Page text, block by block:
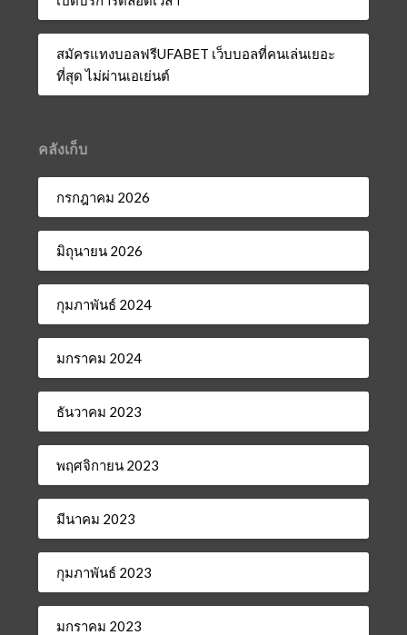
สมัครแทงบอลฟรีUFABET เว็บบอลที่คนเล่นเยอะ
ที่สุด ไม่ผ่านเอเย่นต์
คลังเก็บ
กรกฎาคม 2026
มิถุนายน 2026
กุมภาพันธ์ 2024
มกราคม 2024
ธันวาคม 2023
พฤศจิกายน 2023
มีนาคม 2023
กุมภาพันธ์ 2023
มกราคม 2023